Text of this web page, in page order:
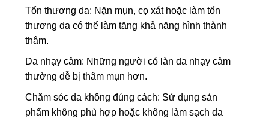
Tổn thương da: Nặn mụn, cọ xát hoặc làm tổn
thương da có thể làm tăng khả năng hình thành
thâm.
Da nhạy cảm: Những người có làn da nhạy cảm
thường dễ bị thâm mụn hơn.
Chăm sóc da không đúng cách: Sử dụng sản
phẩm không phù hợp hoặc không làm sạch da